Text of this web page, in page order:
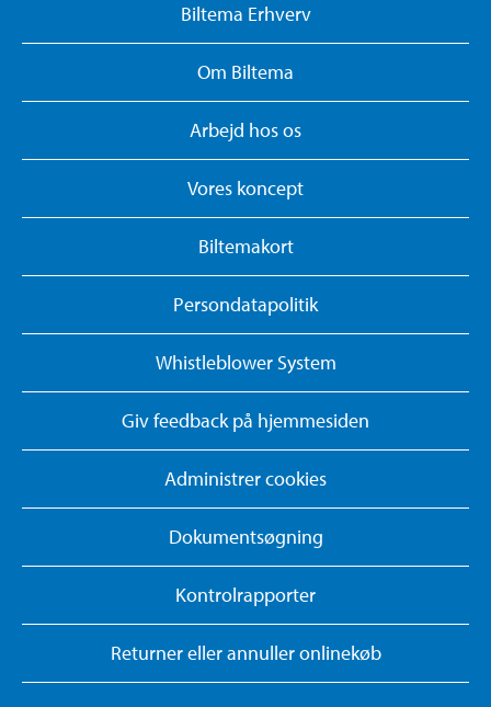
Biltema Erhverv
Om Biltema
Arbejd hos os
Vores koncept
Biltemakort
Persondatapolitik
Whistleblower System
Giv feedback på hjemmesiden
Administrer cookies
Dokumentsøgning
Kontrolrapporter
Returner eller annuller onlinekøb